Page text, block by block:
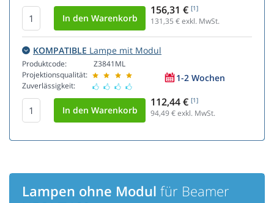
156,31 € [1]
131,35 € exkl. MwSt.
KOMPATIBLE Lampe mit Modul
Produktcode:
Projektionsqualität:
Zuverlässigkeit:
Z3841ML
1-2 Wochen
112,44 € [1]
94,49€ exkl. MwSt.
Lampen ohne Modul für Beamer